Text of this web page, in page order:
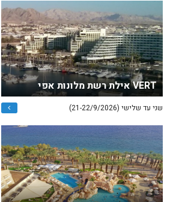
VERT אילת רשת מלונות אפי
שני עד שלישי (21-22/9/2026)